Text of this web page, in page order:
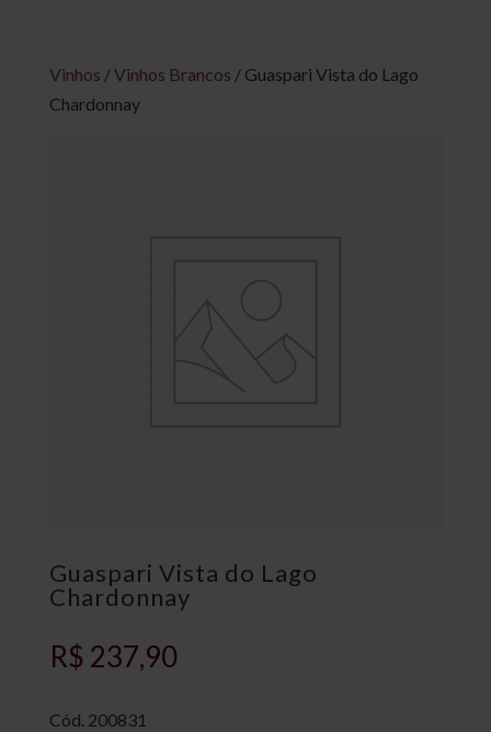
Vinhos /Vinhos Brancos / Guaspari Vista do Lago
Chardonnay
Guaspari Vista do Lago
Chardonnay
R$ 237,90
Cód. 200831